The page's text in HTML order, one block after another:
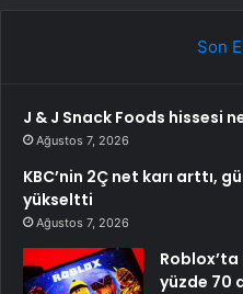
Son
J & J Snack Foods hissesi
Ağustos 7, 2026
KBC’nin 2Ç net karı arttı,
yükseltti
Ağustos 7, 2026
Roblox’ta
yüzde 70